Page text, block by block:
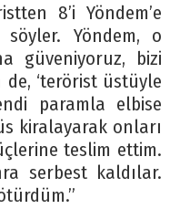
8’i Yöndem’e
söyler. Yöndem, o
güveniyoruz, bizi
de, ‘terörist üstüyle
paramla elbise
kiralayarak onları
teslim ettim.
serbest kaldılar.